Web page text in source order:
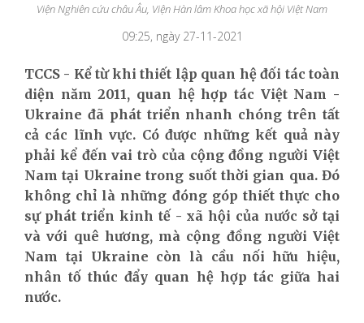
Viện Nghiên cứu châu Âu, Viện Hàn lâm Khoa học xã hội Việt Nam
09:25, ngày 27-11-2021
TCCS - Kể từ khi thiết lập quan hệ đối tác toàn
diện năm 2011, quan hệ hợp tác Việt Nam -
Ukraine đã phát triển nhanh chóng trên tất
cả các lĩnh vực. Có được những kết quả này
phải kể đến vai trò của cộng đồng người Việt
Nam tại Ukraine trong suốt thời gian qua. Đó
không chỉ là những đóng góp thiết thực cho
sự phát triển kinh tế - xã hội của nước sở tại
và với quê hương, mà cộng đồng người Việt
Nam tại Ukraine còn là cầu nối hữu hiệu,
nhân tố thúc đẩy quan hệ hợp tác giữa hai
nước.